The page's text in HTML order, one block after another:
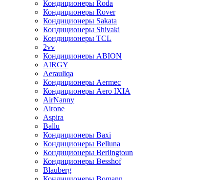
Кондиционеры Roda
Кондиционеры Rover
Кондиционеры Sakata
Кондиционеры Shivaki
Кондиционеры TCL
2vv
Кондиционеры ABION
AIRGY
Aerauliqa
Кондиционеры Aermec
Кондиционеры Aero IXIA
AirNanny
Airone
Aspira
Ballu
Кондиционеры Baxi
Кондиционеры Belluna
Кондиционеры Berlingtoun
Кондиционеры Besshof
Blauberg